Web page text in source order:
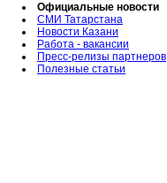
Официальные новости
СМИ Татарстана
Новости Казани
Работа - вакансии
Пресс-релизы партнеров
Полезные статьи